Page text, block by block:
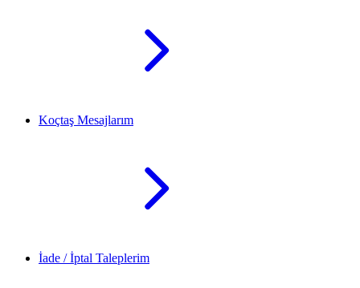
Koçtaş Mesajlarım
İade / İptal Taleplerim